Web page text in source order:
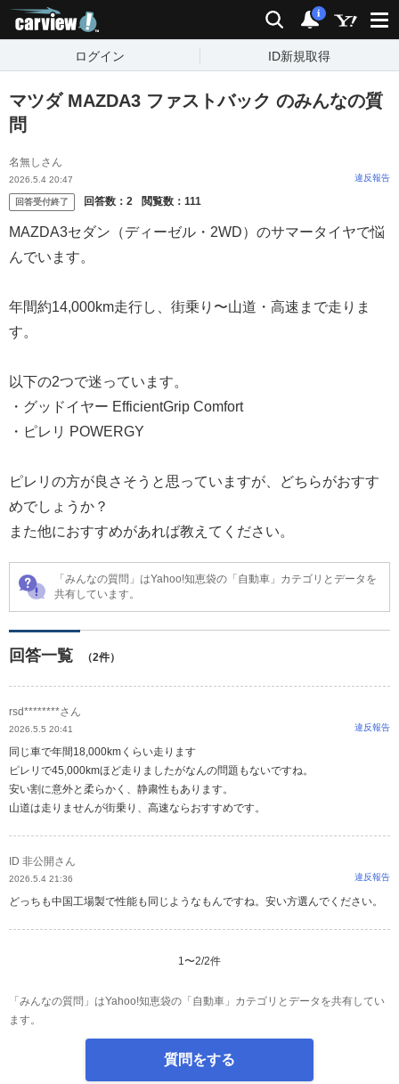
検索 通知
i
ログイン ID新規取得
マツダ MAZDA3 ファストバック のみんなの質
問
名無しさん
2026.5.4 20:47 違反報告
回答受付終了 回答数： 2 閲覧数： 111
MAZDA3セダン（ディーゼル・2WD）のサマータイヤで悩
んでいます。
年間約14,000km走行し、街乗り〜山道・高速まで走りま
す。
以下の2つで迷っています。
・グッドイヤー EfficientGrip Comfort
・ピレリ POWERGY
ピレリの方が良さそうと思っていますが、どちらがおすす
めでしょうか？
また他におすすめがあれば教えてください。
「みんなの質問」はYahoo!知恵袋の「自動車」カテゴリとデータを
共有しています。
回答一覧 （2件）
rsd********さん
2026.5.5 20:41 違反報告
同じ車で年間18,000kmくらい走ります
ピレリで45,000kmほど走りましたがなんの問題もないですね。
安い割に意外と柔らかく、静粛性もあります。
山道は走りませんが街乗り、高速ならおすすめです。
ID 非公開さん
2026.5.4 21:36 違反報告
どっちも中国工場製で性能も同じようなもんですね。安い方選んでください。
1 〜2/2件
「みんなの質問」はYahoo!知恵袋の「自動車」カテゴリとデータを共有してい
ます。
質問をする